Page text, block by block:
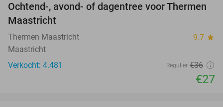
25%
Ochtend-, avond- of dagentree voor Thermen
Maastricht
Thermen Maastricht 9.7 star
Maastricht
Verkocht: 4.481
Regulier €36
€27